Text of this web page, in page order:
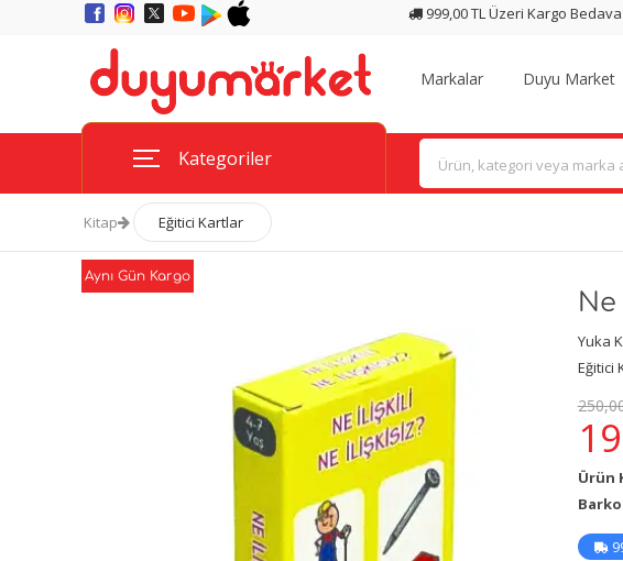
999,00 TL Üzeri Kargo Bedava
Markalar Duyu Market
Kategoriler
Kitap Eğitici Kartlar
Aynı Gün Kargo
Yuka
Eğitici
Ürün